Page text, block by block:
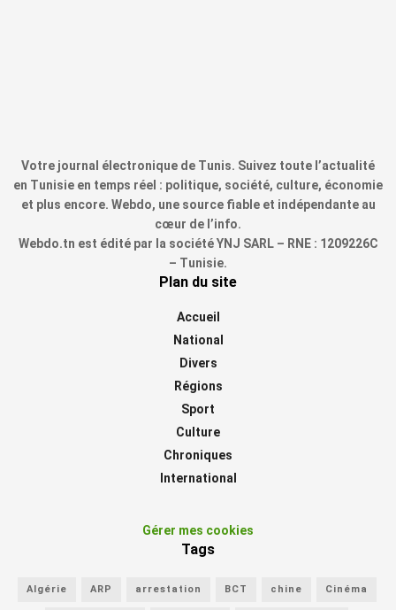
Votre journal électronique de Tunis. Suivez toute l’actualité
en Tunisie en temps réel : politique, société, culture, économie
et plus encore. Webdo, une source fiable et indépendante au
cœur de l’info.
Webdo.tn est édité par la société YNJ SARL – RNE : 1209226C
– Tunisie.
Plan du site
Accueil
National
Divers
Régions
Sport
Culture
Chroniques
International
Gérer mes cookies
Tags
Algérie ARP arrestation BCT chine Cinéma